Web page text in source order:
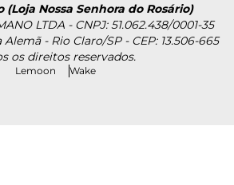
(Loja Nossa Senhora do Rosário)
LTDA - CNPJ: 51.062.438/0001-35
Alemã - Rio Claro/SP - CEP: 13.506-665
os direitos reservados.
Lemoon Wake